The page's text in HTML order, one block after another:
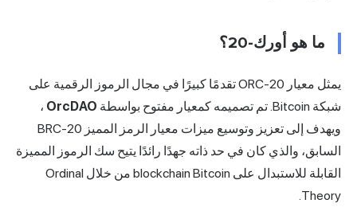
ما هو أورك-20؟
يمثل معيار ORC-20 تقدمًا كبيرًا في مجال الرموز الرقمية على
شبكة Bitcoin. تم تصميمه كمعيار مفتوح بواسطة
OrcDAO ،
ويهدف إلى تعزيز وتوسيع ميزات معيار الرمز المميز BRC-20
السابق، والذي كان في حد ذاته جهدًا رائدًا يتيح سك الرموز المميزة
القابلة للاستبدال على blockchain Bitcoin من خلال Ordinal
Theory.